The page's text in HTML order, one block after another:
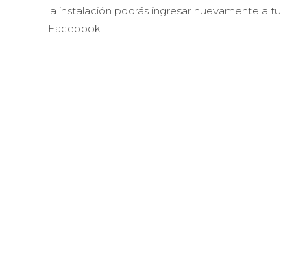
la instalación podrás ingresar nuevamente a tu
Facebook.